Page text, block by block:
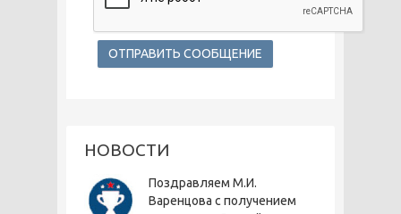
НОВОСТИ
Поздравляем М.И.
Варенцова с получением